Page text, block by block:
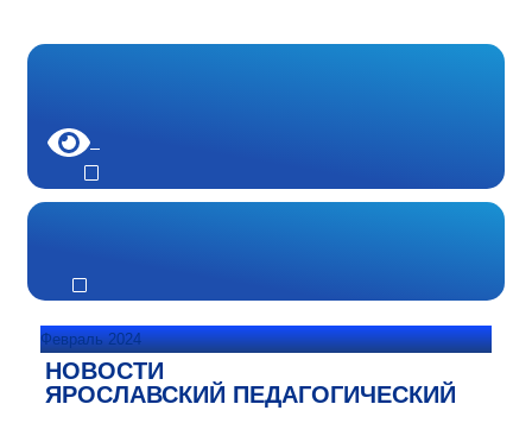
Февраль 2024
НОВОСТИ
ЯРОСЛАВСКИЙ ПЕДАГОГИЧЕСКИЙ